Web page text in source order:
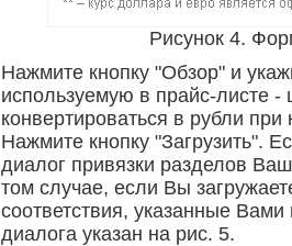
Рисунок 4.
Нажмите кнопку "Обзор" и
используемую в прайс-листе -
конвертироваться в рубли
Нажмите кнопку "Загрузить".
диалог привязки разделов
том случае, если Вы
соответствия, указанные
диалога указан на рис. 5.